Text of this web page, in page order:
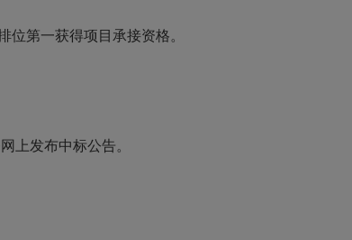
第一获得项目承接资格。
上发布中标公告。